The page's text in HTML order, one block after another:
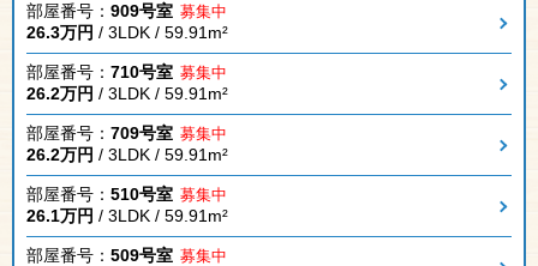
部屋番号： 909号室 募集中
26.3万円 / 3LDK / 59.91m²
部屋番号： 710号室 募集中
26.2万円 / 3LDK / 59.91m²
部屋番号： 709号室 募集中
26.2万円 / 3LDK / 59.91m²
部屋番号： 510号室 募集中
26.1万円 / 3LDK / 59.91m²
部屋番号： 509号室 募集中